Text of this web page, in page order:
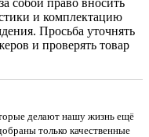
собой право вносить
и комплектацию
Просьба уточнять
и проверять товар
делают нашу жизнь ещё
только качественные